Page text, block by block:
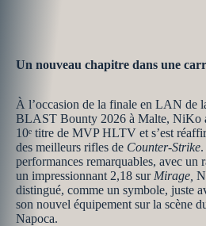
Un nouveau chapitre dans une
À l’occasion de la finale en LAN de
BLAST Bounty 2026 à Malte, NiKo
10ᵉ titre de MVP HLTV et s’est
des meilleurs rifles de Counter-Strike
performances remarquables, avec un
un impressionnant 2,18 sur Mirage,
distingué, comme un symbole, juste
son nouvel équipement sur la scène
Napoca.